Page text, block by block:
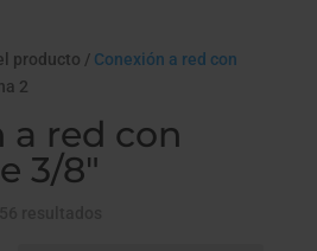
producto / Conexión a red con
2
a red con
3/8"